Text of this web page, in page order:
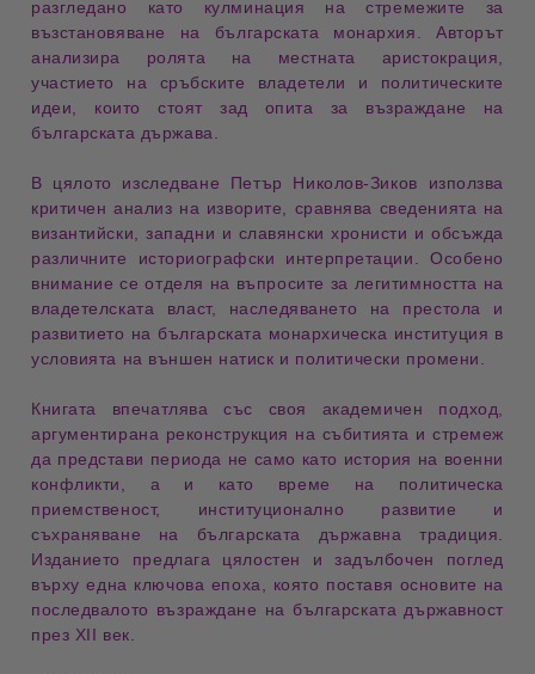
разгледано като кулминация на стремежите за
възстановяване на българската монархия. Авторът
анализира ролята на местната аристокрация,
участието на сръбските владетели и политическите
идеи, които стоят зад опита за възраждане на
българската държава.
В цялото изследване Петър Николов-Зиков използва
критичен анализ на изворите , сравнява сведенията на
византийски, западни и славянски хронисти и обсъжда
различните историографски интерпретации. Особено
внимание се отделя на въпросите за легитимността на
владетелската власт, наследяването на престола и
развитието на българската монархическа институция в
условията на външен натиск и политически промени.
Книгата впечатлява със своя академичен подход
аргументирана реконструкция на събитията и стремеж
да представи периода не само като история на военни
конфликти, а и като време на политическа
приемственост, институционално развитие и
съхраняване на българската държавна традиция.
Изданието предлага цялостен и задълбочен поглед
върху една ключова епоха, която поставя основите на
последвалото възраждане на българската държавност
през XII век.